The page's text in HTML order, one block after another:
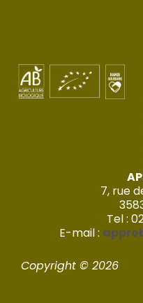
7, rue
Tel :
E-mail :
Copyright © 2026